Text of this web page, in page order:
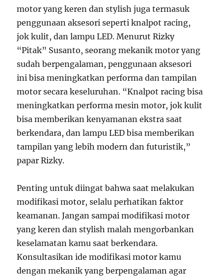
motor yang keren dan stylish juga termasuk
penggunaan aksesori seperti knalpot racing,
jok kulit, dan lampu LED. Menurut Rizky
“Pitak” Susanto, seorang mekanik motor yang
sudah berpengalaman, penggunaan aksesori
ini bisa meningkatkan performa dan tampilan
motor secara keseluruhan. “Knalpot racing bisa
meningkatkan performa mesin motor, jok kulit
bisa memberikan kenyamanan ekstra saat
berkendara, dan lampu LED bisa memberikan
tampilan yang lebih modern dan futuristik,”
papar Rizky.
Penting untuk diingat bahwa saat melakukan
modifikasi motor, selalu perhatikan faktor
keamanan. Jangan sampai modifikasi motor
yang keren dan stylish malah mengorbankan
keselamatan kamu saat berkendara.
Konsultasikan ide modifikasi motor kamu
dengan mekanik yang berpengalaman agar